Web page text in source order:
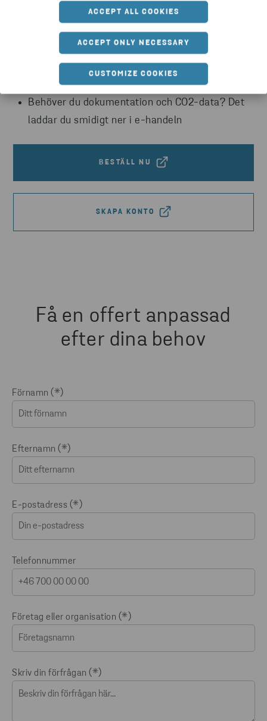
ACCEPT ALL COOKIES
ACCEPT ONLY NECESSARY
CUSTOMIZE COOKIES
Se teknisk produktinformation för hela
sortimentet
Med hög sökbarhet hittar du enkelt rätt produkt
utifrån dina krav
Behöver du dokumentation och CO2-data? Det
laddar du smidigt ner i e-handeln
BESTÄLL NU
SKAPA KONTO
Få en offert anpassad
efter dina behov
Förnamn
Efternamn
E-postadress
Telefonnummer
Företag eller organisation
Skriv din förfrågan